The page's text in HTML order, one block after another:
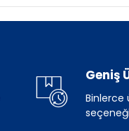
Geniş
Binlerce
seçeneği